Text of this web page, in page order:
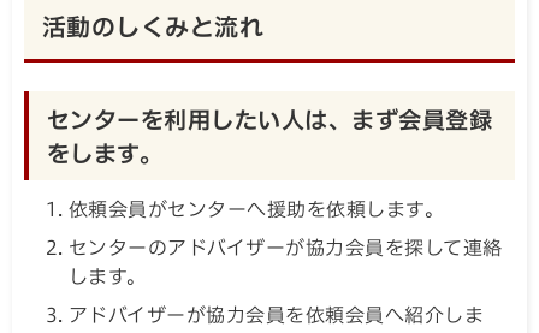
活動のしくみと流れ
センターを利用したい人は、まず会員登録
をします。
依頼会員がセンターへ援助を依頼します。
センターのアドバイザーが協力会員を探して連絡
します。
アドバイザーが協力会員を依頼会員へ紹介しま